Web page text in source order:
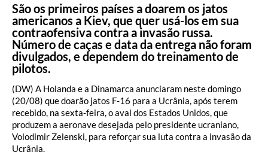
São os primeiros países a doarem os jatos
americanos a Kiev, que quer usá-los em sua
contraofensiva contra a invasão russa.
Número de caças e data da entrega não foram
divulgados, e dependem do treinamento de
pilotos.
(DW) A Holanda e a Dinamarca anunciaram neste domingo
(20/08) que doarão jatos F-16 para a Ucrânia, após terem
recebido, na sexta-feira, o aval dos Estados Unidos, que
produzem a aeronave desejada pelo presidente ucraniano,
Volodimir Zelenski, para reforçar sua luta contra a invasão da
Ucrânia.